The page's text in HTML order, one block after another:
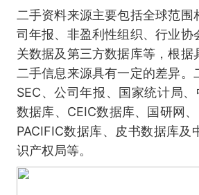
二手资料来源主要包括全球范围
司年报、非盈利性组织、行业协
关数据及第三方数据库等，根据
二手信息来源具有一定的差异。
SEC、公司年报、国家统计局
数据库、CEIC数据库、国研网
PACIFIC数据库、皮书数据库及
识产权局等。